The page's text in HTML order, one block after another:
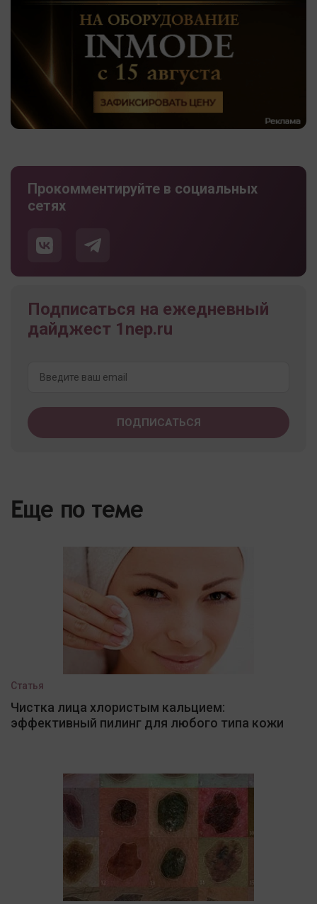
Прокомментируйте в социальных
сетях
Подписаться на ежедневный
дайджест 1nep.ru
Еще по теме
Статья
Чистка лица хлористым кальцием:
эффективный пилинг для любого типа кожи